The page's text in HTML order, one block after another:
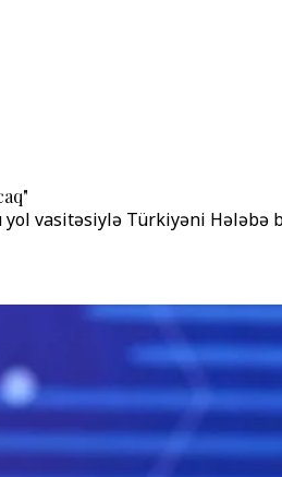
vasitəsiylə Türkiyəni Hələbə